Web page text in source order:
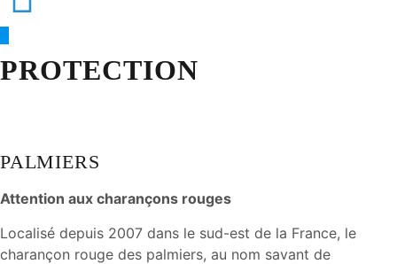
PROTECTION
PALMIERS
Attention aux charançons rouges
Localisé depuis 2007 dans le sud-est de la France, le
charançon rouge des palmiers, au nom savant de